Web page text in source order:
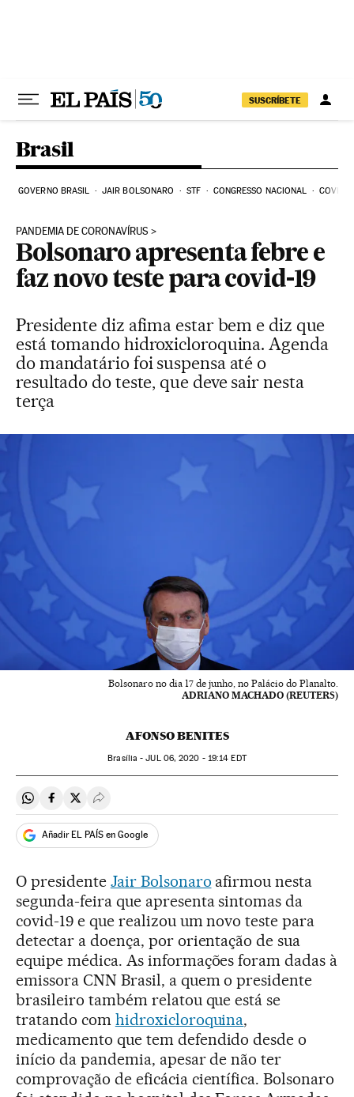
SUSCRÍBETE
Brasil
GOVERNO BRASIL JAIR BOLSONARO STF CONGRESSO NACIONAL COVID-
PANDEMIA DE CORONAVÍRUS
Bolsonaro apresenta febre e
faz novo teste para covid-19
Presidente diz afima estar bem e diz que
está tomando hidroxicloroquina. Agenda
do mandatário foi suspensa até o
resultado do teste, que deve sair nesta
terça
Bolsonaro no dia 17 de junho, no Palácio do Planalto.
ADRIANO MACHADO (REUTERS)
AFONSO BENITES
Brasília -JUL06, 2020 - 19:14 EDT
Compartir en Whatsapp
Compartir en Facebook
Compartir en Twitter
Desplegar Redes Sociales
Añadir EL PAÍS en Google
O presidente Jair Bolsonaro afirmou nesta
segunda-feira que apresenta sintomas da
covid-19 e que realizou um novo teste para
detectar a doença, por orientação de sua
equipe médica. As informações foram dadas à
emissora CNN Brasil, a quem o presidente
brasileiro também relatou que está se
tratando com hidroxicloroquina,
medicamento que tem defendido desde o
início da pandemia, apesar de não ter
comprovação de eficácia científica. Bolsonaro